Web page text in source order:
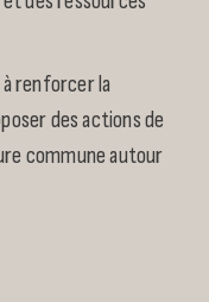
renforcer la
des actions de
commune autour